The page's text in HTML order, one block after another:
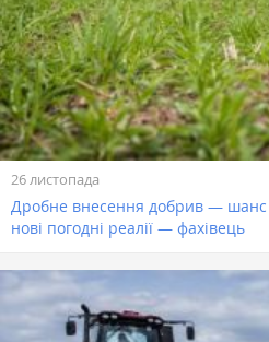
26 листопада
Дробне внесення добрив —
нові погодні реалії — фахівець